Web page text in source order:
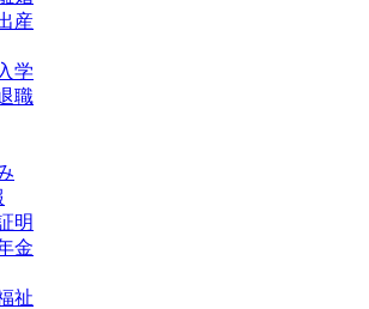
産
学
職
明
金
祉